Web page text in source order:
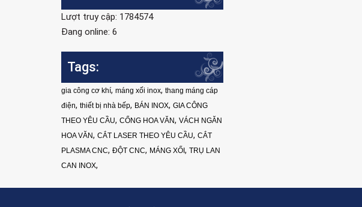
Lượt truy cập: 1784574
Đang online: 6
Tags:
gia công cơ khí, máng xối inox, thang máng cáp
điện, thiết bị nhà bếp, BÁN INOX, GIA CÔNG
THEO YÊU CẦU, CỔNG HOA VĂN, VÁCH NGĂN
HOA VĂN, CẮT LASER THEO YÊU CẦU, CẮT
PLASMA CNC, ĐỘT CNC, MÁNG XỐI , TRỤ LAN
CAN INOX,